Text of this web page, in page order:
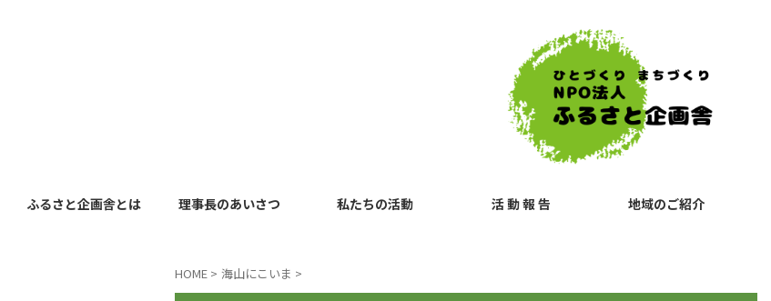
ふるさと企画舎とは 理事長のあいさつ 私たちの活動 活 動 報 告 地域のご紹介
HOME > 海山にこいま >